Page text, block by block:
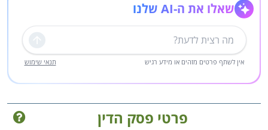
שאלו את ה-AI שלנו
שליחה
אין לשתף פרטים מזהים או מידע רגיש תנאי שימוש
פרטי פסק הדין